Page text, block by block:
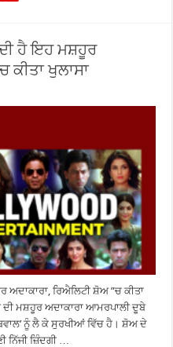
ਹੈ ਇਹ ਮਸ਼ਹੂਰ
ਕੀਤਾ ਖੁਲਾਸਾ
ਅਦਾਕਾਰਾ, ਰਿਐਲਿਟੀ ਸ਼ੋਅ ”ਚ ਕੀਤਾ
ਮਸ਼ਹੂਰ ਅਦਾਕਾਰਾ ਆਮਰਪਾਲੀ ਦੂਬੇ
ਨੂੰ ਲੈ ਕੇ ਸੁਰਖੀਆਂ ਵਿੱਚ ਹੈ। ਸ਼ੋਅ ਦੇ
ਜ਼ਿੰਦਗੀ …